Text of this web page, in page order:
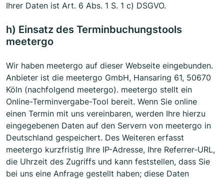
Ihrer Daten ist Art. 6 Abs. 1 S. 1 c) DSGVO.
h) Einsatz des Terminbuchungstools
meetergo
Wir haben meetergo auf dieser Webseite eingebunden.
Anbieter ist die meetergo GmbH, Hansaring 61, 50670
Köln (nachfolgend meetergo). meetergo stellt ein
Online-Terminvergabe-Tool bereit. Wenn Sie online
einen Termin mit uns vereinbaren, werden Ihre hierzu
eingegebenen Daten auf den Servern von meetergo in
Deutschland gespeichert. Des Weiteren erfasst
meetergo kurzfristig Ihre IP-Adresse, Ihre Referrer-URL,
die Uhrzeit des Zugriffs und kann feststellen, dass Sie
bei uns eine Anfrage gestellt haben; diese Daten